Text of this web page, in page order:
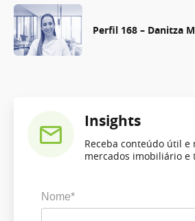
Perfil 168 – Danitza
Insights
Receba conteúdo útil e
mercados imobiliário e
Nome*